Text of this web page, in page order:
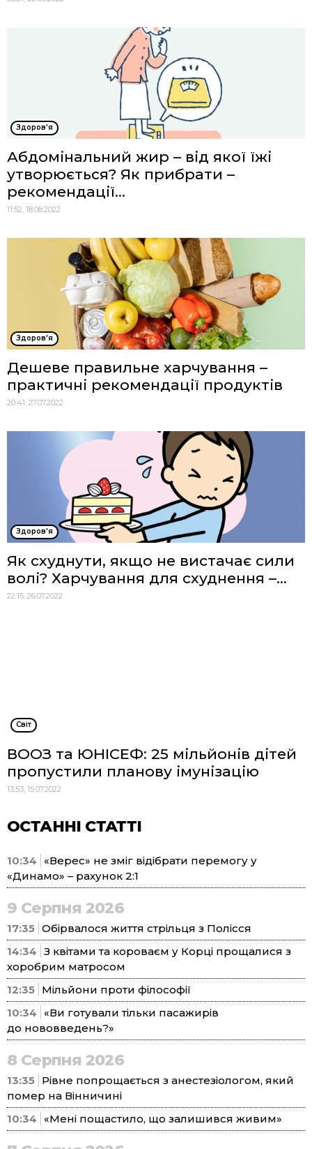
Здоров'я
Абдомінальний жир – від якої їжі
утворюється? Як прибрати –
рекомендації...
11:52, 18.08.2022
Здоров'я
Дешеве правильне харчування –
практичні рекомендації продуктів
20:41, 27.07.2022
Здоров'я
Як схуднути, якщо не вистачає сили
волі? Харчування для схуднення –...
22:15, 26.07.2022
Cвіт
ВООЗ та ЮНІСЕФ: 25 мільйонів дітей
пропустили планову імунізацію
13:53, 15.07.2022
ОСТАННІ СТАТТІ
10:34
«Верес» не зміг відібрати перемогу у
«Динамо» – рахунок 2:1
9 Серпня 2026
17:35 Обірвалося життя стрільця з Полісся
14:34 З квітами та короваєм у Корці прощалися з
хоробрим матросом
12:35 Мільйони проти філософії
10:34
«Ви готували тільки пасажирів
до нововведень?»
8 Серпня 2026
13:35 Рівне попрощається з анестезіологом, який
помер на Вінничині
10:34
«Мені пощастило, що залишився живим»